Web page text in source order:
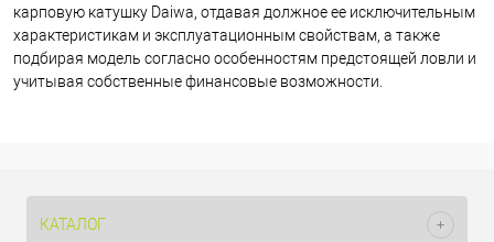
карповую катушку Daiwa, отдавая должное ее исключительным
характеристикам и эксплуатационным свойствам, а также
подбирая модель согласно особенностям предстоящей ловли и
учитывая собственные финансовые возможности.
КАТАЛОГ